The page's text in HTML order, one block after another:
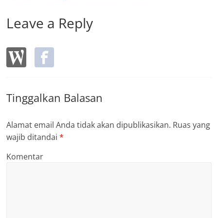
Leave a Reply
Tinggalkan Balasan
Alamat email Anda tidak akan dipublikasikan. Ruas yang
wajib ditandai*
Komentar